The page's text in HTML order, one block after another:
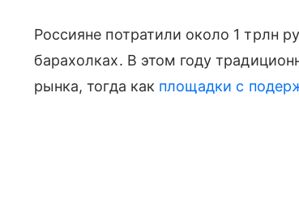
Россияне потратили около 1 трлн
барахолках. В этом году
рынка, тогда как площадки с